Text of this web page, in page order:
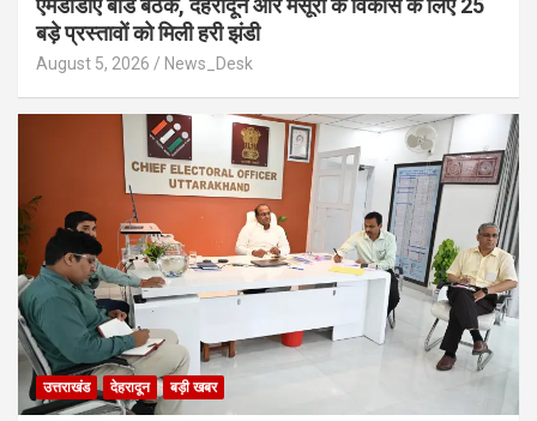
एमडीडीए बोर्ड बैठक, देहरादून और मसूरी के विकास के लिए 25
बड़े प्रस्तावों को मिली हरी झंडी
August 5, 2026 News_Desk
उत्तराखंड देहरादून बड़ी खबर